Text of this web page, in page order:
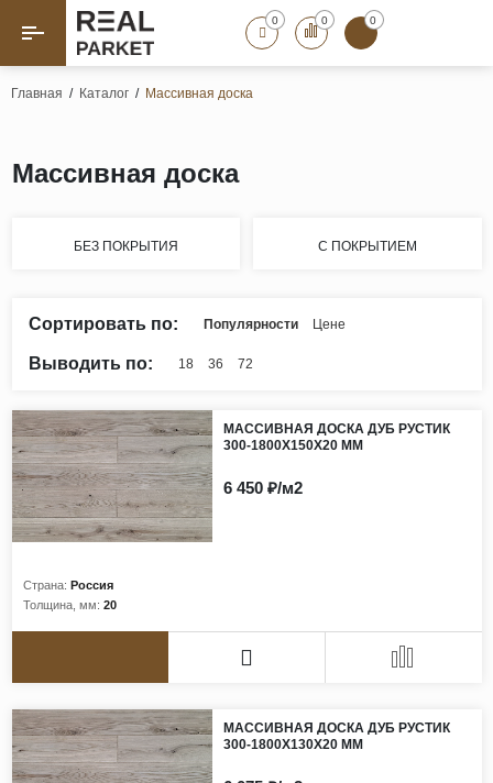
Назад
Геометрический паркет
Паркетная доска
Полы для ванных комнат
Пробковые покрытия
Ламинат
Виниловые покрытия
Стеновые панели
Клеевая продукция
Сопутствующие материалы
0 0 0
Главная / Каталог / Массивная доска
Массивная доска
БЕЗ ПОКРЫТИЯ С ПОКРЫТИЕМ
Сортировать по: Популярности Цене
Выводить по: 18 36 72
МАССИВНАЯ ДОСКА ДУБ РУСТИК
300-1800Х150Х20 ММ
Страна: Россия
Толщина, мм: 20
6 450 ₽/м2
МАССИВНАЯ ДОСКА ДУБ РУСТИК
300-1800Х130Х20 ММ